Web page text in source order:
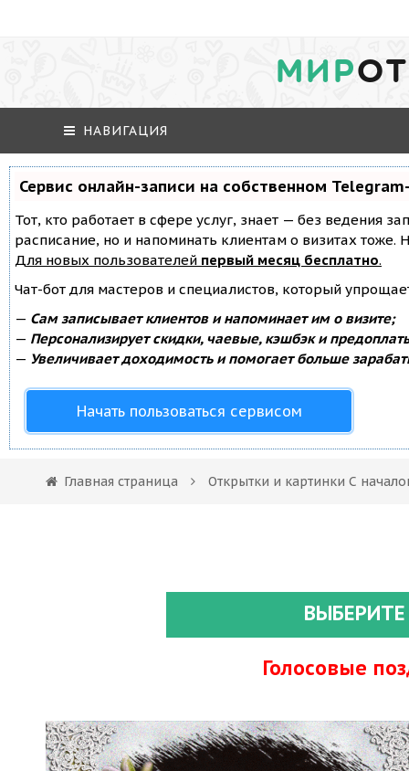
МИР
НАВИГАЦИЯ
Сервис онлайн-записи на собственном
Тот, кто работает в сфере услуг, знает — без ведения
расписание, но и напоминать клиентам о визитах
Для новых пользователей первый месяц бесплатно.
Чат-бот для мастеров и специалистов, который
— Сам записывает клиентов и напоминает им о визите;
— Персонализирует скидки, чаевые, кэшбэк и
— Увеличивает доходимость и помогает больше
Начать пользоваться сервисом
Главная страница Открытки и картинки С
Голосовые